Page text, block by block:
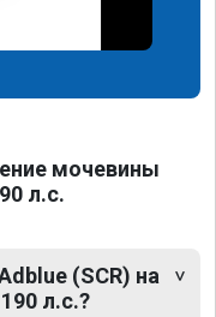
мочевины
л.с.
(SCR) на
л.с.?